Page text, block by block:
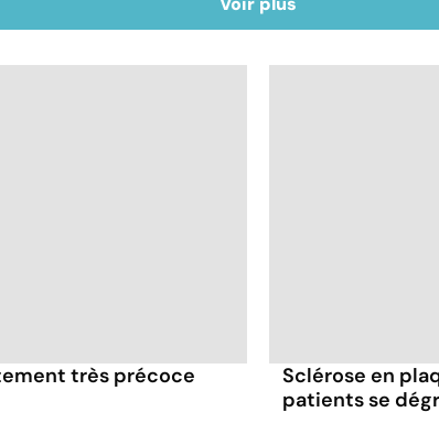
très précoce
Sclérose en
patients se